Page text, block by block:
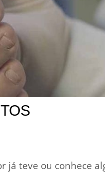
já teve ou conhece